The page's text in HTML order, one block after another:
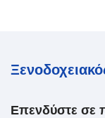
Επενδύστε σε